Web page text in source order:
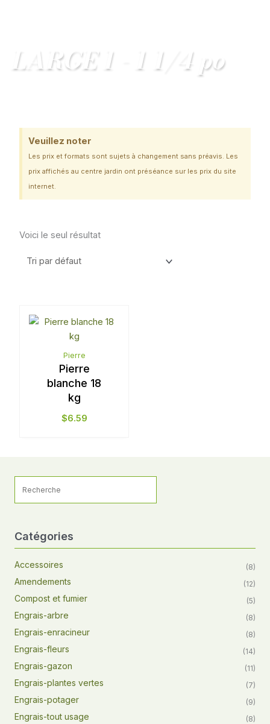
LARGE 1 - 1 1/4 po
Catégories
Accessoires (8)
Amendements (12)
Compost et fumier (5)
Engrais-arbre (8)
Engrais-enracineur (8)
Engrais-fleurs (14)
Engrais-gazon (11)
Engrais-plantes vertes (7)
Engrais-potager (9)
Engrais-tout usage (8)
Veuillez noter
Les prix et formats sont sujets à changement sans préavis. Les
prix affichés au centre jardin ont préséance sur les prix du site
internet.
Voici le seul résultat
Pierre
Pierre
blanche 18
kg
$6.59
produit
a
plusieurs
variations.
Les
options
peuvent
du